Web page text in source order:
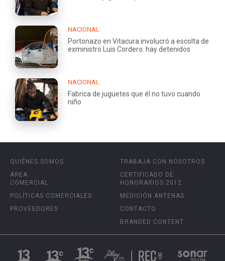
NACIONAL
Portonazo en Vitacura involucró a escolta de
exministro Luis Cordero: hay detenidos
NACIONAL
Fabrica de juguetes que él no tuvo cuando
niño
QUIÉNES SOMOS
ÁREA
COMERCIAL
POLÍTICAS COMERCIALES
PROVEEDORES
TRABAJA CON NOSOTROS
CERTIFICADO DE
HONORARIOS 2012
MEDICIÓN ANTENAS
CONTACTO
BRANDED CONTENT